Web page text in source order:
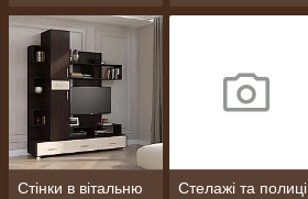
Стінки в вітальню Стелажі та полиці